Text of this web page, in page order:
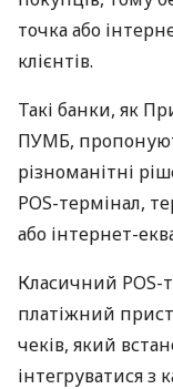
точка або
клієнтів.
Такі банки, як
ПУМБ,
різноманітні
POS-термінал,
або інтернет-
Класичний
платіжний
чеків, який
інтегруватися